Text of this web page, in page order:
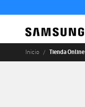
Inicio Tienda Online